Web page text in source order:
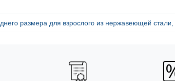
размера для взрослого из нержавеющей